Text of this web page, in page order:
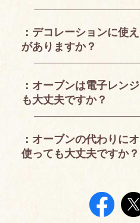
：デコレーションに使
がありますか？
：オーブンは電子レン
も大丈夫ですか？
：オーブンの代わりに
使っても大丈夫ですか？